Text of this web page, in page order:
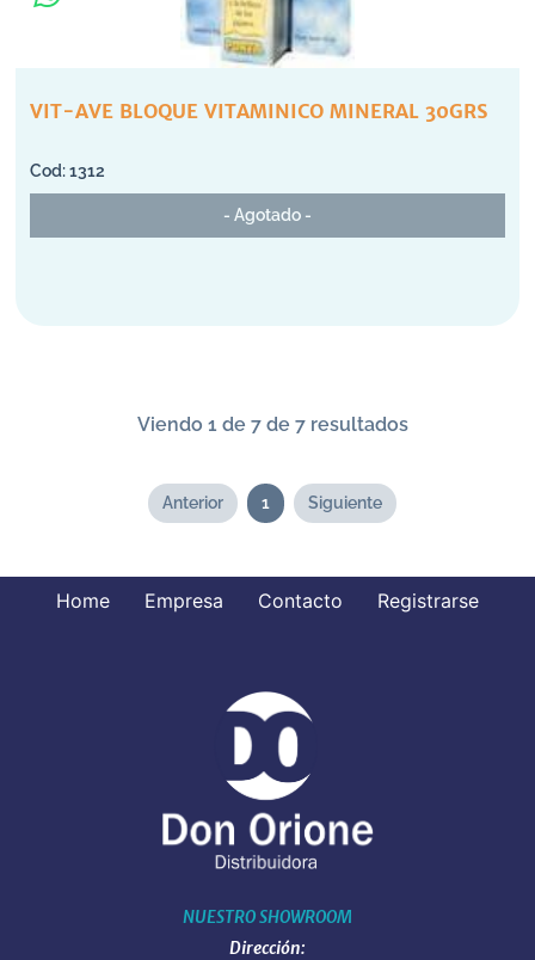
VIT-AVE BLOQUE VITAMINICO MINERAL 30GRS
1312
- Agotado -
Viendo 1 de 7 de 7 resultados
Anterior 1 Siguiente
Home Empresa Contacto Registrarse
NUESTRO SHOWROOM
Dirección: